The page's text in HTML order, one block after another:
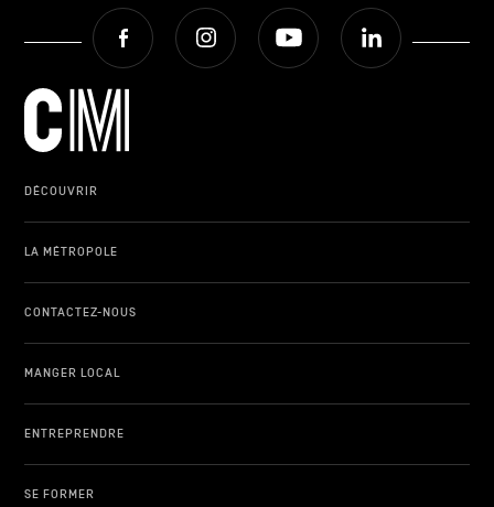
Facebook Instagram Youtube
DÉCOUVRIR
LA MÉTROPOLE
CONTACTEZ-NOUS
MANGER LOCAL
ENTREPRENDRE
SE FORMER